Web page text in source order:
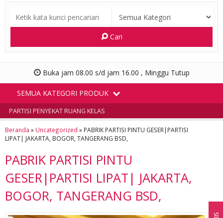
Cari
Buka jam 08.00 s/d jam 16.00 , Minggu Tutup
SEMUA KATEGORI PRODUK
PARTISI PENYEKAT RUANG KELAS
Beranda » Uncategorized » PABRIK PARTISI PINTU GESER|PARTISI
LIPAT| JAKARTA, BOGOR, TANGERANG BSD,
PABRIK PARTISI PINTU
GESER|PARTISI LIPAT| JAKARTA,
BOGOR, TANGERANG BSD,